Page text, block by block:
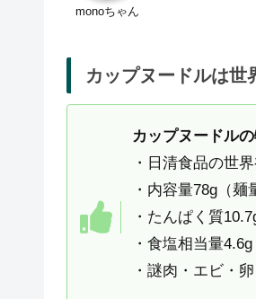
monoちゃん
カップヌードルは世
カップヌードル
・日清食品の世
・内容量78g（
・たんぱく質
・食塩相当量
・謎肉・エビ・